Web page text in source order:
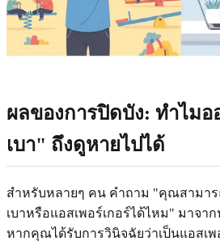
ผลของการปิดบัง: ทำไม
เบา" ถึงดูหายไปได้
สำหรับหลายๆ คน คำถาม "คุณสามา
เบาหรือแอสเพอร์เกอร์ได้ไหม" มาจา
หากคุณได้รับการวินิจฉัยว่าเป็นแอสเพ